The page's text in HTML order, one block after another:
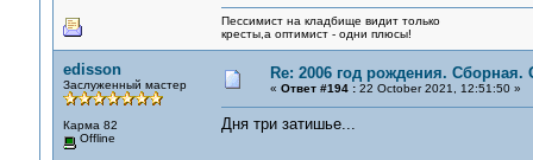
Пессимист на кладбище видит только
кресты,а оптимист - одни плюсы!
edisson
Заслуженный мастер
Карма 82
Offline
Re: 2006 год рождения.
« Ответ #194 :22 October 2021, 12:51:50 »
Дня три затишье...